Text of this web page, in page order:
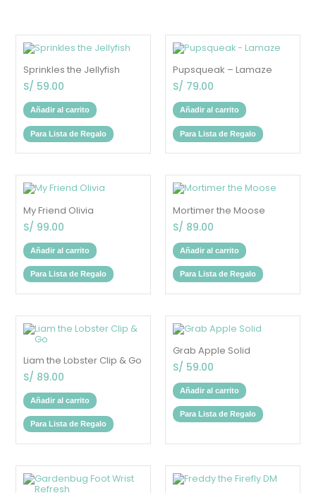
Sprinkles the Jellyfish
S/ 59.00
Añadir al carrito
Para Lista de Regalo
Pupsqueak – Lamaze
S/ 79.00
Añadir al carrito
Para Lista de Regalo
My Friend Olivia
S/ 99.00
Añadir al carrito
Para Lista de Regalo
Mortimer the Moose
S/ 89.00
Añadir al carrito
Para Lista de Regalo
Liam the Lobster Clip & Go
S/ 89.00
Añadir al carrito
Para Lista de Regalo
Grab Apple Solid
S/ 59.00
Añadir al carrito
Para Lista de Regalo